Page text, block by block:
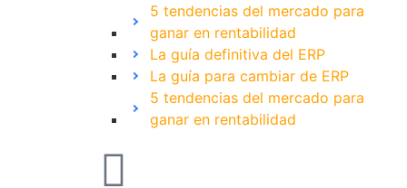
5 tendencias del mercado para
ganar en rentabilidad
La guía definitiva del ERP
La guía para cambiar de ERP
5 tendencias del mercado para
ganar en rentabilidad